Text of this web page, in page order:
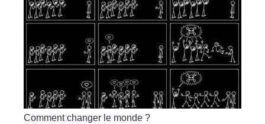
Comment changer le monde ?